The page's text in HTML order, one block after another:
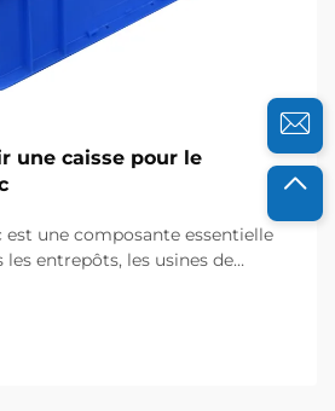
une caisse pour le
est une composante essentielle
les entrepôts, les usines de
produits finis, des denrées ou